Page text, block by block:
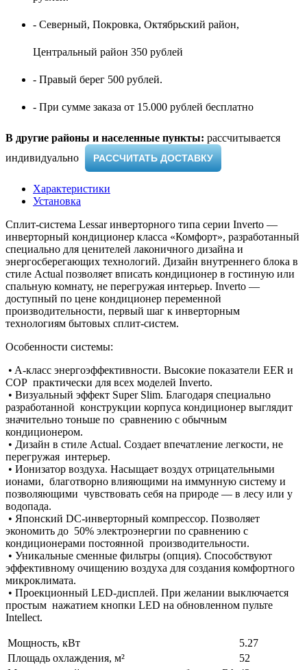
- Северный, Покровка, Октябрьский район,
Центральный район 350 рублей
- Правый берег 500 рублей.
- При сумме заказа от 15.000 рублей бесплатно
В другие районы и населенные пункты: рассчитывается
индивидуально ​
РАССЧИТАТЬ ДОСТАВКУ
Характеристики
Установка
Сплит-система Lessar инверторного типа серии Inverto —
инверторный кондиционер класса «Комфорт», разработанный
специально для ценителей лаконичного дизайна и
энергосберегающих технологий. Дизайн внутреннего блока в
стиле Actual позволяет вписать кондиционер в гостиную или
спальную комнату, не перегружая интерьер. Inverto —
доступный по цене кондиционер переменной
производительности, первый шаг к инверторным
технологиям бытовых сплит-систем.
Особенности системы:
• A-класс энергоэффективности. Высокие показатели EER и
COP практически для всех моделей Inverto.
• Визуальный эффект Super Slim. Благодаря специально
разработанной конструкции корпуса кондиционер выглядит
значительно тоньше по сравнению с обычным
кондиционером.
• Дизайн в стиле Actual. Создает впечатление легкости, не
перегружая интерьер.
• Ионизатор воздуха. Насыщает воздух отрицательными
ионами, благотворно влияющими на иммунную систему и
позволяющими чувствовать себя на природе — в лесу или у
водопада.
• Японский DC-инверторный компрессор. Позволяет
экономить до 50% электроэнергии по сравнению с
кондиционерами постоянной производительности.
• Уникальные сменные фильтры (опция). Способствуют
эффективному очищению воздуха для создания комфортного
микроклимата.
• Проекционный LED-дисплей. При желании выключается
простым нажатием кнопки LED на обновленном пульте
Intellect.
Мощность, кВт
5.27
Площадь охлаждения, м²
52